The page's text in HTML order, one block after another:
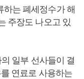
는 폐세정수가 해
주장도 나오고 있
일부 선사들이 결
를 연료로 사용하는